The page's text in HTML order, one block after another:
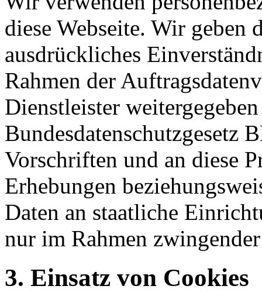
diese Webseite. Wir
ausdrückliches
Rahmen der
Dienstleister
Bundesdatenschutzgesetz
Vorschriften und an diese
Erhebungen
Daten an staatliche
nur im Rahmen
3. Einsatz von Cookies